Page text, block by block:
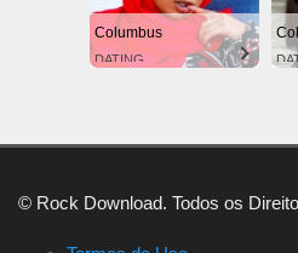
Columbus
DATING
© Rock Download. Todos os